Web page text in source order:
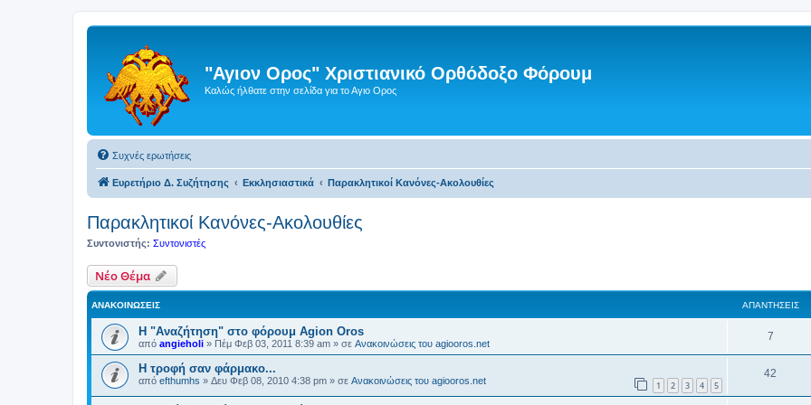
"Αγιον Ορος" Χριστιανικό Ορθόδοξο Φόρουμ
Καλώς ήλθατε στην σελίδα για το Αγιο Ορος
Συχνές ερωτήσεις
Ευρετήριο Δ. Συζήτησης Εκκλησιαστικά Παρακλητικοί Κανόνες-Ακολουθίες
Παρακλητικοί Κανόνες-Ακολουθίες
Συντονιστής: Συντονιστές
Νέο Θέμα
ΑΝΑΚΟΙΝΏΣΕΙΣ ΑΠΑΝΤΉΣΕΙΣ
Η "Αναζήτηση" στο φόρουμ Agion Oros
από angieholi » Πέμ Φεβ 03, 2011 8:39 am » σε Ανακοινώσεις του agiooros.net
7
H τροφή σαν φάρμακο...
από efthumhs » Δευ Φεβ 08, 2010 4:38 pm » σε Ανακοινώσεις του agiooros.net 1 2 3 4 5
42